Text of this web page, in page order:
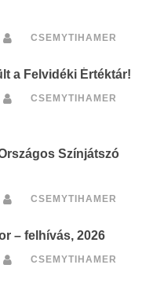
CSEMYTIHAMER
a Felvidéki Értéktár!
CSEMYTIHAMER
Színjátszó
CSEMYTIHAMER
– felhívás, 2026
CSEMYTIHAMER